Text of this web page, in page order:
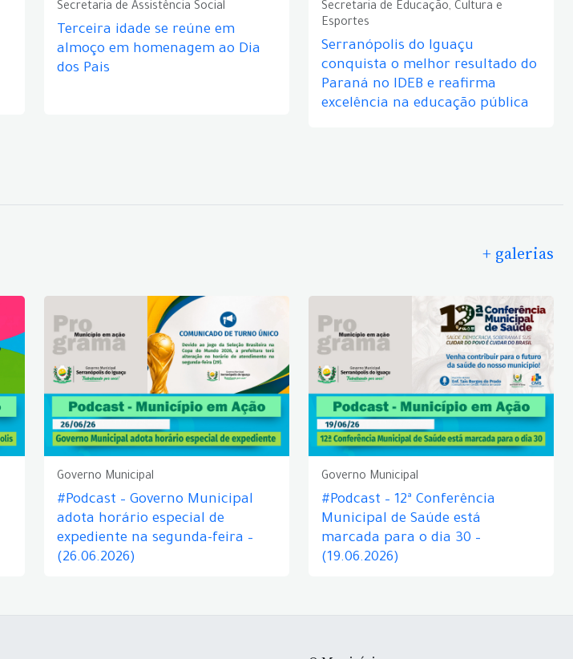
Secretaria de Assistência Social
Terceira idade se reúne em
almoço em homenagem ao Dia
dos Pais
Secretaria de Educação, Cultura e
Esportes
Serranópolis do Iguaçu
conquista o melhor resultado do
Paraná no IDEB e reafirma
excelência na educação pública
+ galerias
Governo Municipal
#Podcast – Governo Municipal
adota horário especial de
expediente na segunda-feira –
(26.06.2026)
Governo Municipal
#Podcast – 12ª Conferência
Municipal de Saúde está
marcada para o dia 30 –
(19.06.2026)